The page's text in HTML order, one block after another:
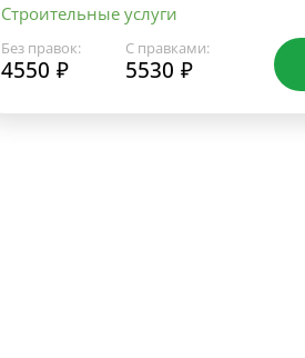
Строительные услуги
Без правок:
4550 ₽
С правками:
5530 ₽